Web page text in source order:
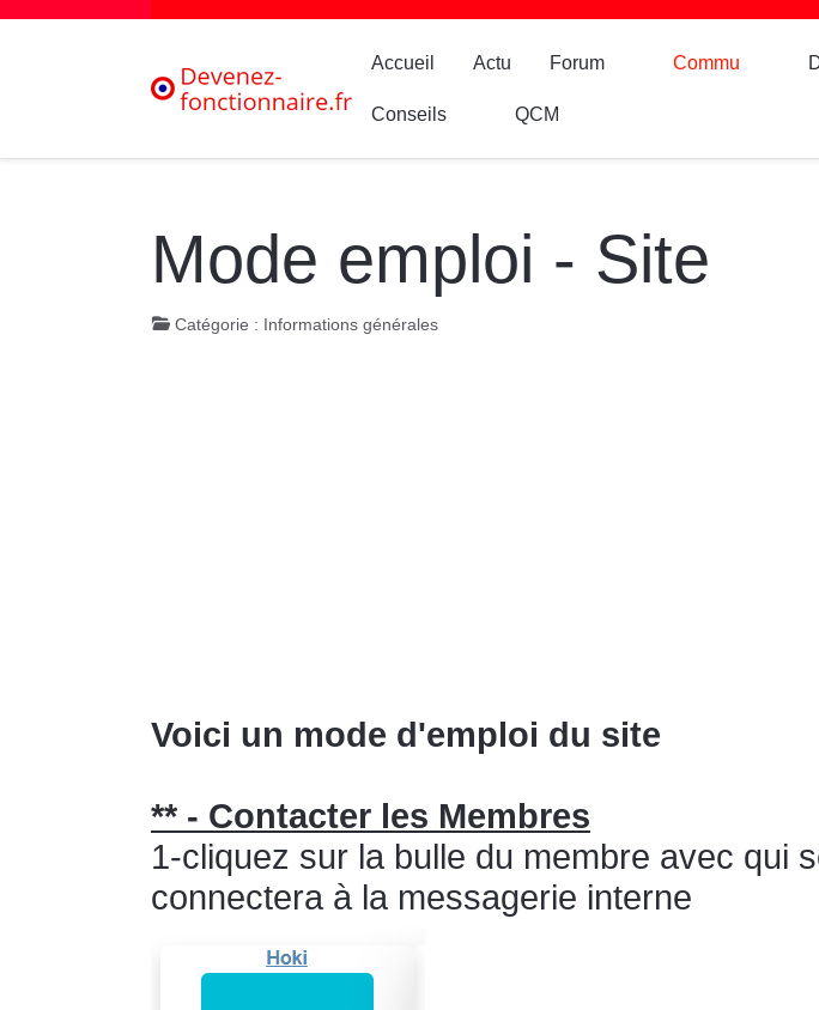
Accueil Actu Forum Commu
Conseils QCM
Mode emploi - Site
Catégorie : Informations générales
Voici un mode d'emploi du site
** - Contacter les Membres
1-cliquez sur la bulle du membre avec qui
connectera à la messagerie interne